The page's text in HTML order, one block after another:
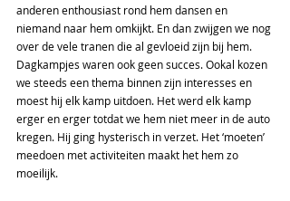
anderen enthousiast rond hem dansen en
niemand naar hem omkijkt. En dan zwijgen we nog
over de vele tranen die al gevloeid zijn bij hem.
Dagkampjes waren ook geen succes. Ookal kozen
we steeds een thema binnen zijn interesses en
moest hij elk kamp uitdoen. Het werd elk kamp
erger en erger totdat we hem niet meer in de auto
kregen. Hij ging hysterisch in verzet. Het ‘moeten’
meedoen met activiteiten maakt het hem zo
moeilijk.